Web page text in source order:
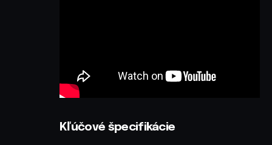
Kľúčové špecifikácie